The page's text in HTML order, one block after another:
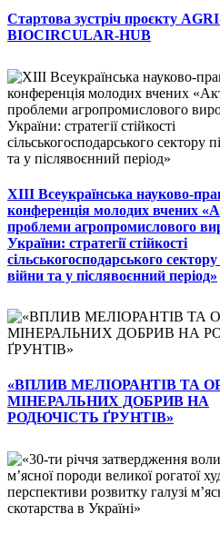
Стартова зустріч проєкту
BIOCIRCULAR-HUB
ХІІІ Всеукраїнська науково-
конференція молодих вчених
проблеми агропромислового
України: стратегії стійкості
сільськогосподарського сектору
війни та у післявоєнний період»
«ВПЛИВ МЕЛІОРАНТІВ ТА
МІНЕРАЛЬНИХ ДОБРИВ НА
РОДЮЧІСТЬ ҐРУНТІВ»